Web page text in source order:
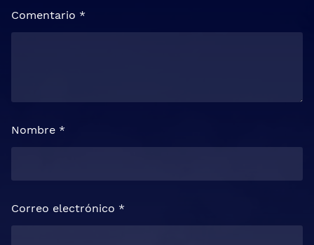
Comentario *
Nombre *
Correo electrónico *